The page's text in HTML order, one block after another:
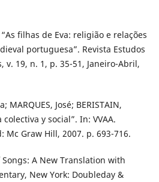
“As filhas de Eva: religião e relações
portuguesa”. Revista Estudos
v. 19, n. 1, p. 35-51, Janeiro-Abril,
MARQUES, José; BERISTAIN,
y social”. In: VVAA.
Mc Graw Hill, 2007. p. 693-716.
Songs: A New Translation with
New York: Doubleday &